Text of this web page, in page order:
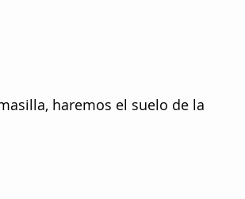
haremos el suelo de la